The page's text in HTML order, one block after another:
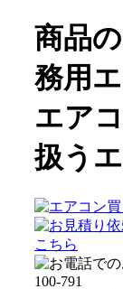
商品
務用
エア
扱う
こちら